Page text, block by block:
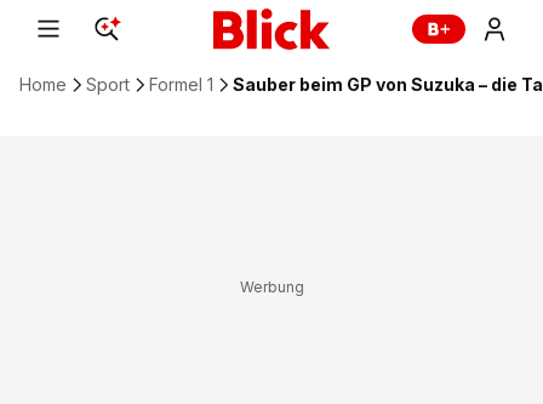
Home Sport Formel 1 Sauber beim GP von Suzuka – die